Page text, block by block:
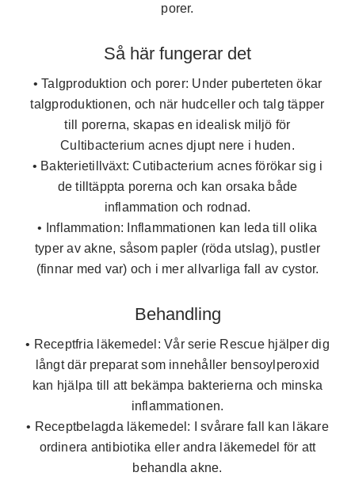
porer.
Så här fungerar det
• Talgproduktion och porer: Under puberteten ökar
talgproduktionen, och när hudceller och talg täpper
till porerna, skapas en idealisk miljö för
Cultibacterium acnes djupt nere i huden.
• Bakterietillväxt: Cutibacterium acnes förökar sig i
de tilltäppta porerna och kan orsaka både
inflammation och rodnad.
• Inflammation: Inflammationen kan leda till olika
typer av akne, såsom papler (röda utslag), pustler
(finnar med var) och i mer allvarliga fall av cystor.
Behandling
• Receptfria läkemedel: Vår serie Rescue hjälper dig
långt där preparat som innehåller bensoylperoxid
kan hjälpa till att bekämpa bakterierna och minska
inflammationen.
• Receptbelagda läkemedel: I svårare fall kan läkare
ordinera antibiotika eller andra läkemedel för att
behandla akne.